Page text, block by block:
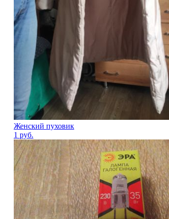
Женский пуховик
1 руб.